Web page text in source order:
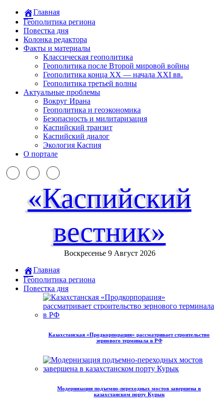
Главная
Геополитика региона
Повестка дня
Колонка редактора
Факты и материалы
Классическая геополитика
Геополитика после Второй мировой войны
Геополитика конца XX — начала XXI вв.
Геополитика третьей волны
Актуальные проблемы
Вокруг Ирана
Геополитика и геоэкономика
Безопасность и милитаризация
Каспийский транзит
Каспийский диалог
Экология Каспия
О портале
«Каспийский
вестник»
Воскресенье 9 Август 2026
Главная
Геополитика региона
Повестка дня
Казахстанская «Продкорпорация» рассматривает строительство
зернового терминала в РФ
Модернизация подъемно-переходных мостов завершена в
казахстанском порту Курык